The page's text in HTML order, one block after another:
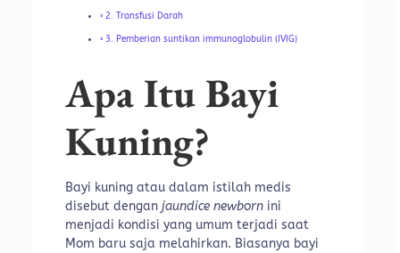
2. Transfusi Darah
3. Pemberian suntikan immunoglobulin (IVIG)
Apa Itu Bayi
Kuning?
Bayi kuning atau dalam istilah medis
disebut denganjaundice newborn ini
menjadi kondisi yang umum terjadi saat
Mom baru saja melahirkan. Biasanya bayi